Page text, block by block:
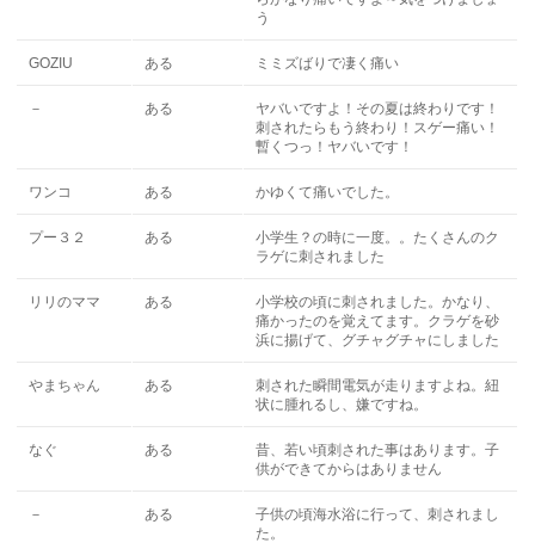
う
GOZIU ある ミミズばりで凄く痛い
－ ある
ヤバいですよ！その夏は終わりです！
刺されたらもう終わり！スゲー痛い！
暫くつっ！ヤバいです！
ワンコ ある かゆくて痛いでした。
プー３２ ある
小学生？の時に一度。。たくさんのク
ラゲに刺されました
リリのママ ある
小学校の頃に刺されました。かなり、
痛かったのを覚えてます。クラゲを砂
浜に揚げて、グチャグチャにしました
やまちゃん ある
刺された瞬間電気が走りますよね。紐
状に腫れるし、嫌ですね。
なぐ ある
昔、若い頃刺された事はあります。子
供ができてからはありません
－ ある
子供の頃海水浴に行って、刺されまし
た。